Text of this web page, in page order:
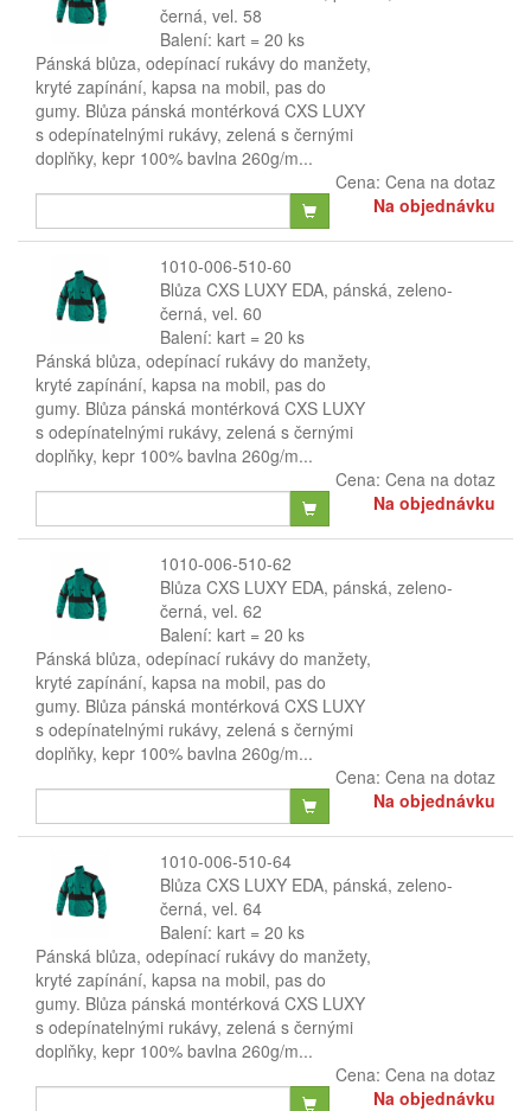
černá, vel. 58
Balení: kart = 20 ks
Pánská blůza, odepínací rukávy do manžety,
kryté zapínání, kapsa na mobil, pas do
gumy. Blůza pánská montérková CXS LUXY
s odepínatelnými rukávy, zelená s černými
doplňky, kepr 100% bavlna 260g/m...
Cena: Cena na dotaz
Na objednávku
1010-006-510-60
Blůza CXS LUXY EDA, pánská, zeleno-
černá, vel. 60
Balení: kart = 20 ks
Pánská blůza, odepínací rukávy do manžety,
kryté zapínání, kapsa na mobil, pas do
gumy. Blůza pánská montérková CXS LUXY
s odepínatelnými rukávy, zelená s černými
doplňky, kepr 100% bavlna 260g/m...
Cena: Cena na dotaz
Na objednávku
1010-006-510-62
Blůza CXS LUXY EDA, pánská, zeleno-
černá, vel. 62
Balení: kart = 20 ks
Pánská blůza, odepínací rukávy do manžety,
kryté zapínání, kapsa na mobil, pas do
gumy. Blůza pánská montérková CXS LUXY
s odepínatelnými rukávy, zelená s černými
doplňky, kepr 100% bavlna 260g/m...
Cena: Cena na dotaz
Na objednávku
1010-006-510-64
Blůza CXS LUXY EDA, pánská, zeleno-
černá, vel. 64
Balení: kart = 20 ks
Pánská blůza, odepínací rukávy do manžety,
kryté zapínání, kapsa na mobil, pas do
gumy. Blůza pánská montérková CXS LUXY
s odepínatelnými rukávy, zelená s černými
doplňky, kepr 100% bavlna 260g/m...
Cena: Cena na dotaz
Na objednávku